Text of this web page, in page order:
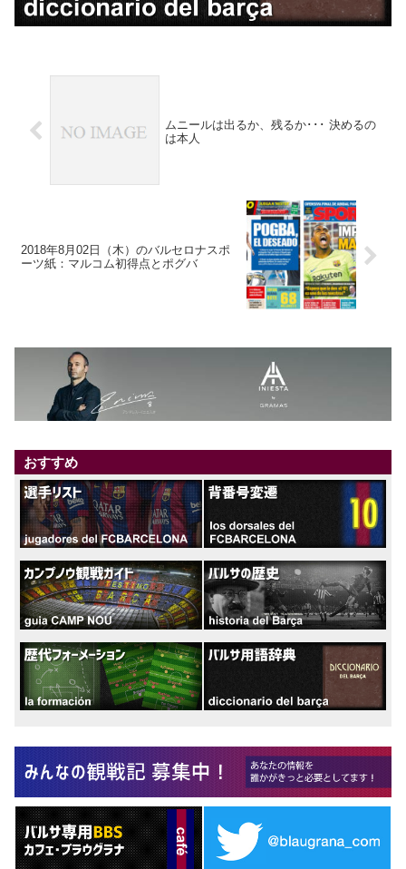
ムニールは出るか、残るか･･･ 決めるの
は本人
2018年8月02日（木）のバルセロナスポ
ーツ紙：マルコム初得点とポグバ
おすすめ